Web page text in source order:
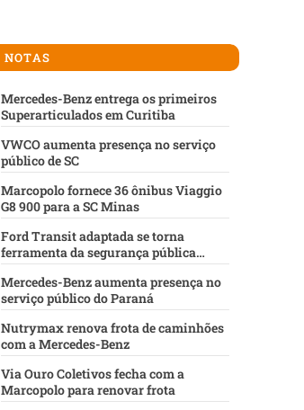
NOTAS
Mercedes-Benz entrega os primeiros
Superarticulados em Curitiba
VWCO aumenta presença no serviço
público de SC
Marcopolo fornece 36 ônibus Viaggio
G8 900 para a SC Minas
Ford Transit adaptada se torna
ferramenta da segurança pública
baiana
Mercedes-Benz aumenta presença no
serviço público do Paraná
Nutrymax renova frota de caminhões
com a Mercedes-Benz
Via Ouro Coletivos fecha com a
Marcopolo para renovar frota